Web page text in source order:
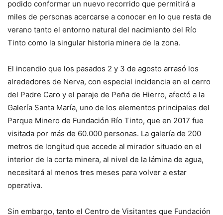
podido conformar un nuevo recorrido que permitirá a
miles de personas acercarse a conocer en lo que resta de
verano tanto el entorno natural del nacimiento del Río
Tinto como la singular historia minera de la zona.
El incendio que los pasados 2 y 3 de agosto arrasó los
alrededores de Nerva, con especial incidencia en el cerro
del Padre Caro y el paraje de Peña de Hierro, afectó a la
Galería Santa María, uno de los elementos principales del
Parque Minero de Fundación Río Tinto, que en 2017 fue
visitada por más de 60.000 personas. La galería de 200
metros de longitud que accede al mirador situado en el
interior de la corta minera, al nivel de la lámina de agua,
necesitará al menos tres meses para volver a estar
operativa.
Sin embargo, tanto el Centro de Visitantes que Fundación